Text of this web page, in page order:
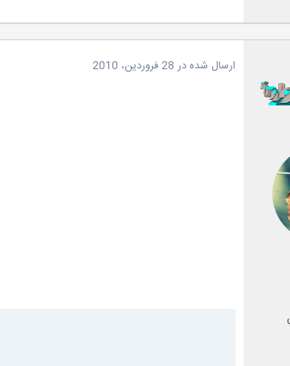
ارسال شده در 28 فروردین، 2010